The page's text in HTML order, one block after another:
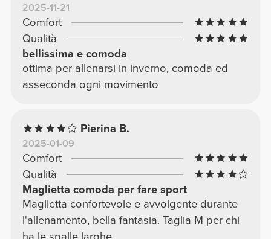
2025-11-21
Comfort
Qualità
bellissima e comoda
ottima per allenarsi in inverno, comoda ed
asseconda ogni movimento
Pierina B.
2025-01-09
Comfort
Qualità
Maglietta comoda per fare sport
Maglietta confortevole e avvolgente durante
l'allenamento, bella fantasia. Taglia M per chi